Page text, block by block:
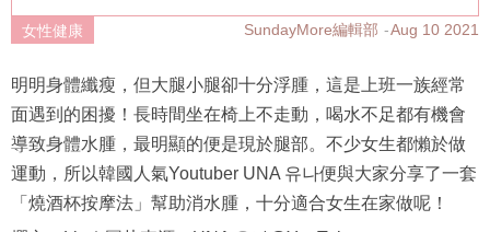
女性健康 SundayMore編輯部 Aug 10 2021
明明身體纖瘦，但大腿小腿卻十分浮腫，這是上班一族經常
面遇到的困擾！長時間坐在椅上不走動，喝水不足都有機會
導致身體水腫，最明顯的便是現於腿部。不少女生都懶於做
運動，所以韓國人氣Youtuber UNA 유나便與大家分享了一套
「燒酒杯按摩法」幫助消水腫，十分適合女生在家做呢！